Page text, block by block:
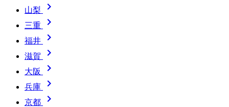
山梨 
三重 
福井 
滋賀 
大阪 
兵庫 
京都 